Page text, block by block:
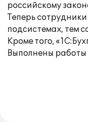
российскому
Теперь
подсистемах, тем
Кроме того,
Выполнены работы